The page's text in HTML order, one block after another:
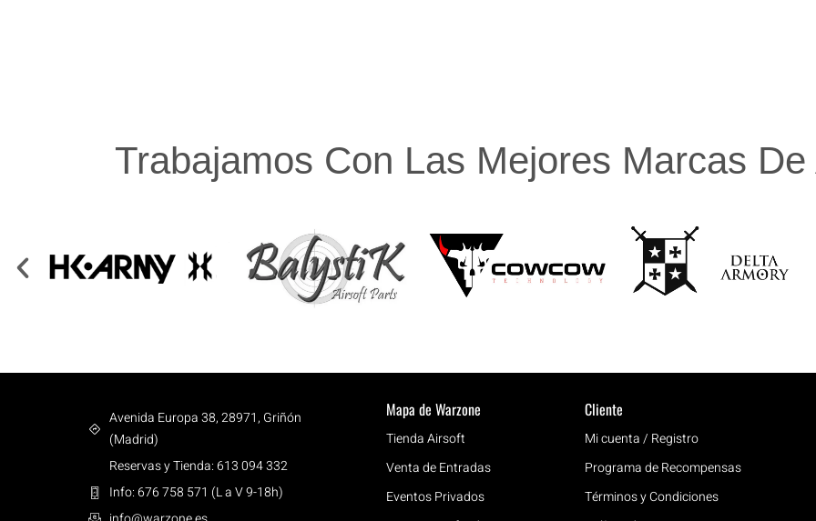
Trabajamos Con Las Mejores Marcas
Avenida Europa 38, 28971, Griñón
(Madrid)
Reservas y Tienda: 613 094 332
Info: 676 758 571 (L a V 9-18h)
Mapa de Warzone
Tienda Airsoft
Venta de Entradas
Eventos Privados
Cliente
Mi cuenta / Registro
Programa de Recompensas
Términos y Condiciones